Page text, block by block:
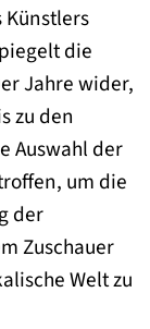
die
Jahre wider,
zu den
Auswahl der
um die
der
Zuschauer
Welt zu